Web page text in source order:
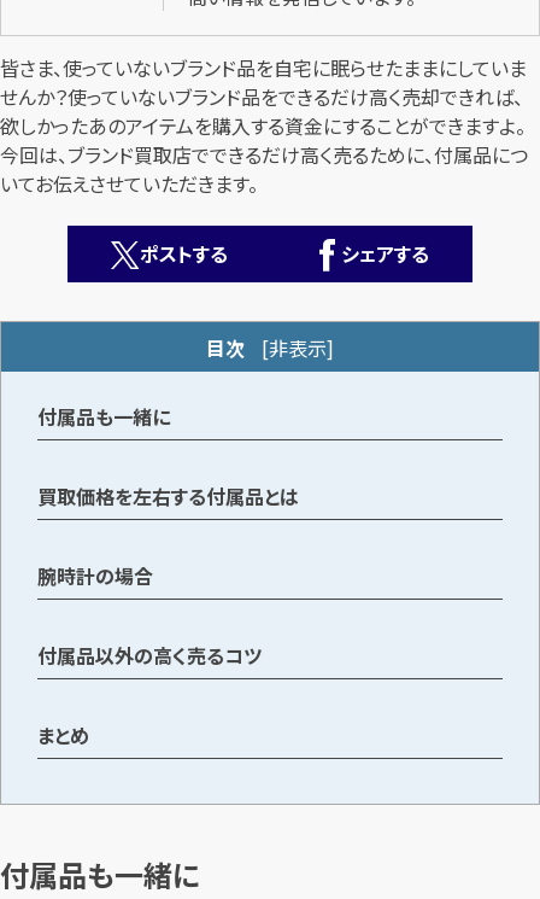
カンタン無料
【総合受付】24時間・年中無休(年末年始除く)
皆さま、使っていないブランド品を自宅に眠らせたままにしていま
せんか？使っていないブランド品をできるだけ高く売却できれば、
欲しかったあのアイテムを購入する資金にすることができますよ。
今回は、ブランド買取店でできるだけ高く売るために、付属品につ
いてお伝えさせていただきます。
ポストする シェアする
目次 [非表示]
付属品も一緒に
買取価格を左右する付属品とは
腕時計の場合
付属品以外の高く売るコツ
まとめ
付属品も一緒に